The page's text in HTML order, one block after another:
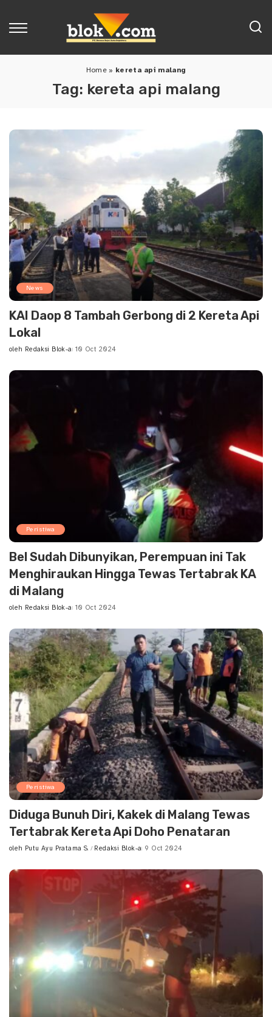
Home » kereta api malang
Tag: kereta api malang
News
KAI Daop 8 Tambah Gerbong di 2 Kereta Api
Lokal
Posted
oleh Redaksi Blok-a 10 Oct 2024
Peristiwa
Bel Sudah Dibunyikan, Perempuan ini Tak
Menghiraukan Hingga Tewas Tertabrak KA
di Malang
Posted
oleh Redaksi Blok-a 10 Oct 2024
Peristiwa
Diduga Bunuh Diri, Kakek di Malang Tewas
Tertabrak Kereta Api Doho Penataran
Posted
oleh Putu Ayu Pratama S. Redaksi Blok-a 9 Oct 2024